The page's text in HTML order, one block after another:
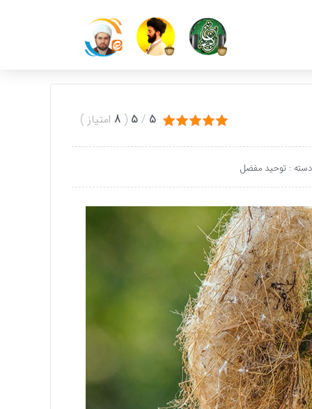
5
/
5
(
8 امتیاز )
دسته : توحید مفضل